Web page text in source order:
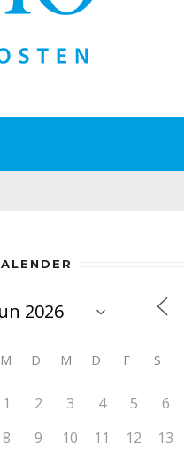
M D M D F S
1 2 3 4 5 6
8
9 10 11 12 13